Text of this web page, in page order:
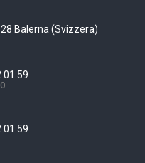
Balerna (Svizzera)
01 59
01 59